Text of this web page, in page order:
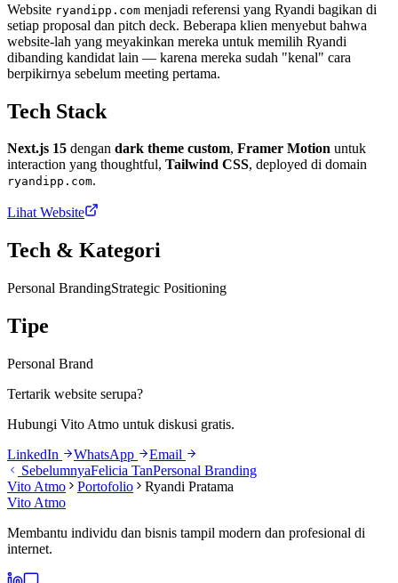
Website ryandipp.com menjadi referensi yang Ryandi bagikan di
setiap proposal dan pitch deck. Beberapa klien menyebut bahwa
website-lah yang meyakinkan mereka untuk memilih Ryandi
dibanding kandidat lain — karena mereka sudah "kenal" cara
berpikirnya sebelum meeting pertama.
Tech Stack
Next.js 15 dengan dark theme custom, Framer Motion untuk
interaction yang thoughtful, Tailwind CSS, deployed di domain
ryandipp.com.
Lihat Website
Tech & Kategori
Personal BrandingStrategic Positioning
Tipe
Personal Brand
Tertarik website serupa?
Hubungi Vito Atmo untuk diskusi gratis.
LinkedIn
WhatsApp
Email
SebelumnyaFelicia TanPersonal Branding
Vito Atmo
Portofolio
Ryandi Pratama
Vito Atmo
Membantu individu dan bisnis tampil modern dan profesional di
internet.